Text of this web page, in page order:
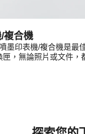
複合機
墨印表機/複合機是最
，無論照片或文件，